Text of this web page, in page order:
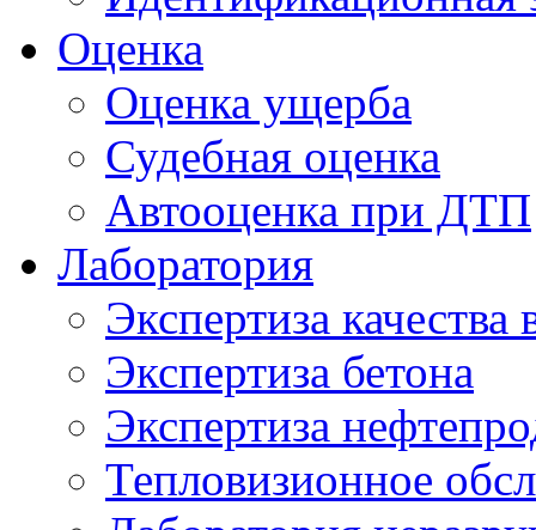
Оценка
Оценка ущерба
Судебная оценка
Автооценка при ДТП
Лаборатория
Экспертиза качества
Экспертиза бетона
Экспертиза
Тепловизионное